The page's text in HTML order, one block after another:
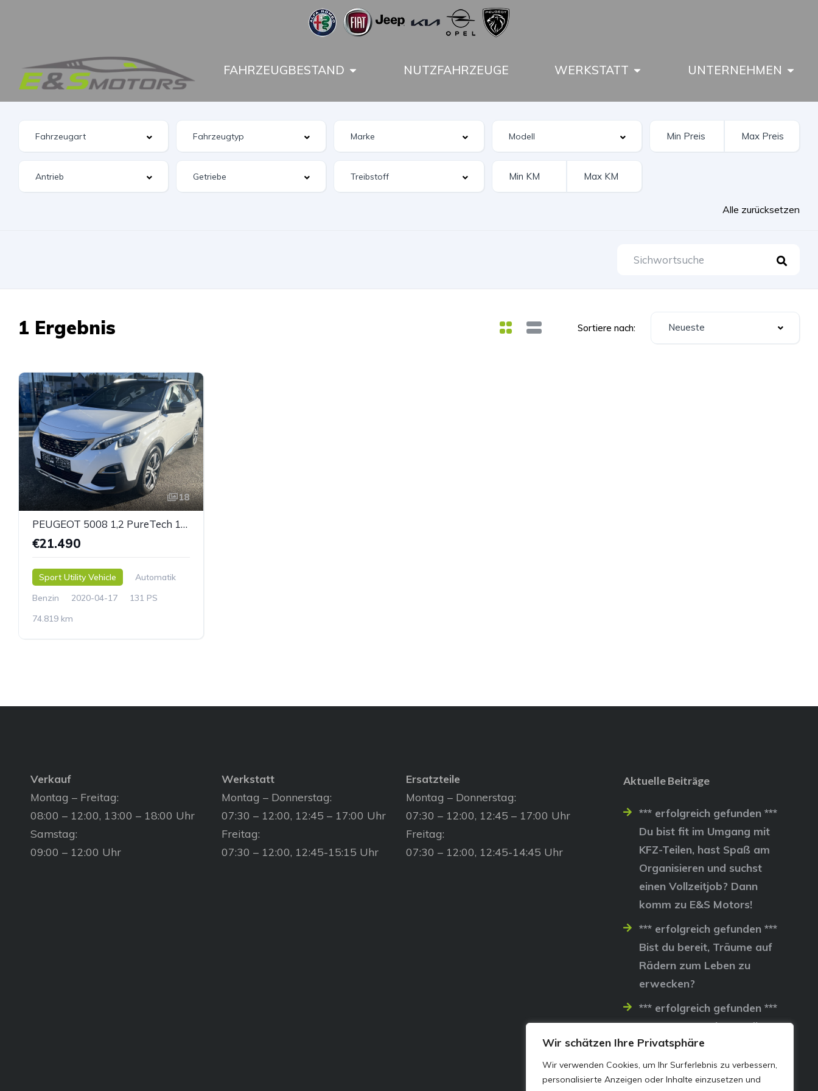
Wir schätzen Ihre Privatsphäre
Wir verwenden Cookies, um Ihr Surferlebnis zu verbessern,
personalisierte Anzeigen oder Inhalte einzusetzen und
FAHRZEUGBESTAND NUTZFAHRZEUGE WERKSTATT UNTERNEHMEN
Alle zurücksetzen
1 Ergebnis Sortiere nach: Neueste
18
PEUGEOT 5008 1,2 PureTech 130 S&S GT Line EAT8 Aut.
€21.490
Sport Utility Vehicle
Automatik
Benzin
2020-04-17
131 PS
74.819 km
Verkauf
Montag – Freitag:
08:00 – 12:00, 13:00 – 18:00 Uhr
Samstag:
09:00 – 12:00 Uhr
Werkstatt
Montag – Donnerstag:
07:30 – 12:00, 12:45 – 17:00 Uhr
Freitag:
07:30 – 12:00, 12:45-15:15 Uhr
Ersatzteile
Montag – Donnerstag:
07:30 – 12:00, 12:45 – 17:00 Uhr
Freitag:
07:30 – 12:00, 12:45-14:45 Uhr
Aktuelle Beiträge
*** erfolgreich gefunden ***
Du bist fit im Umgang mit
KFZ-Teilen, hast Spaß am
Organisieren und suchst
einen Vollzeitjob? Dann
komm zu E&S Motors!
*** erfolgreich gefunden ***
Bist du bereit, Träume auf
Rädern zum Leben zu
erwecken?
*** erfolgreich gefunden ***
Lass uns gemeinsam die
Straßen erobern…